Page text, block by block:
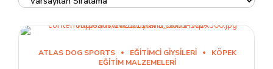
ATLAS DOG SPORTS EĞITIMCI GIYSILERI
KÖPEK
EĞITIM MALZEMELERI